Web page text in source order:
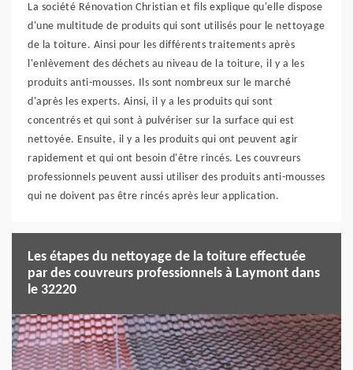
La société Rénovation Christian et fils explique qu'elle dispose
d'une multitude de produits qui sont utilisés pour le nettoyage
de la toiture. Ainsi pour les différents traitements après
l'enlèvement des déchets au niveau de la toiture, il y a les
produits anti-mousses. Ils sont nombreux sur le marché
d'après les experts. Ainsi, il y a les produits qui sont
concentrés et qui sont à pulvériser sur la surface qui est
nettoyée. Ensuite, il y a les produits qui ont peuvent agir
rapidement et qui ont besoin d'être rincés. Les couvreurs
professionnels peuvent aussi utiliser des produits anti-mousses
qui ne doivent pas être rincés après leur application.
Les étapes du nettoyage de la toiture effectuée
par des couvreurs professionnels à Laymont dans
le 32220